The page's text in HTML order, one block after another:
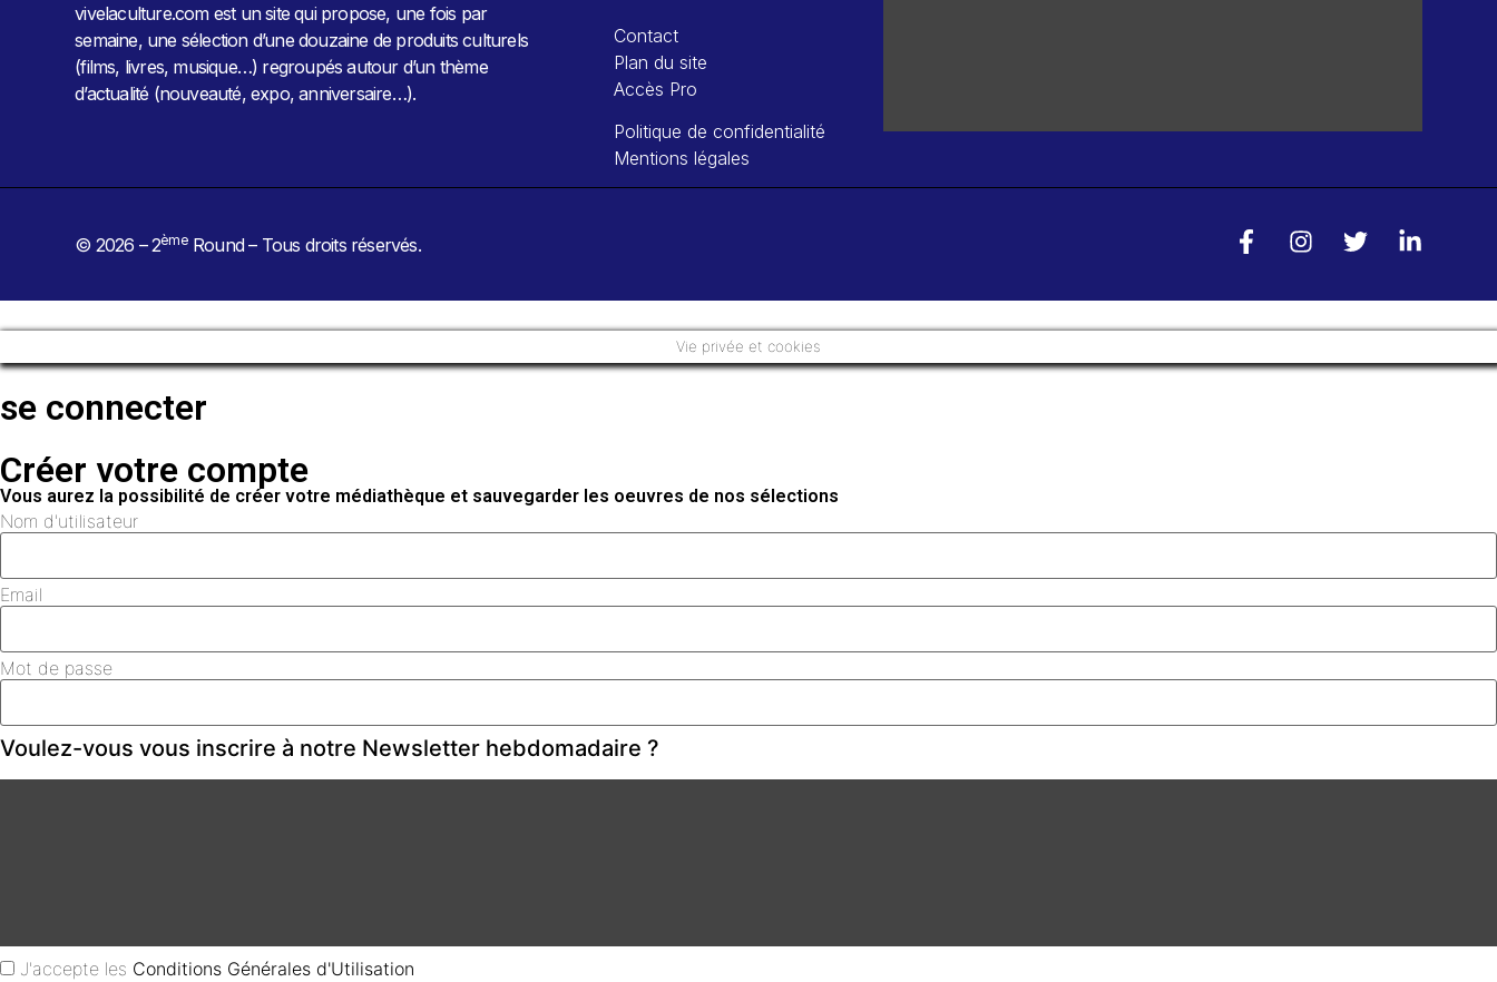
vivelaculture.com est un site qui propose, une fois par
semaine, une sélection d’une douzaine de produits culturels
(films, livres, musique…) regroupés autour d’un thème
d’actualité (nouveauté, expo, anniversaire…).
Contact
Plan du site
Accès Pro
Politique de confidentialité
Mentions légales
© 2026 – 2èmeRound – Tous droits réservés.
Vie privée et cookies
se connecter
Créer votre compte
Vous aurez la possibilité de créer votre médiathèque et sauvegarder les oeuvres de nos sélections
Nom d'utilisateur
Email
Mot de passe
Voulez-vous vous inscrire à notre Newsletter hebdomadaire ?
J'accepte les Conditions Générales d'Utilisation